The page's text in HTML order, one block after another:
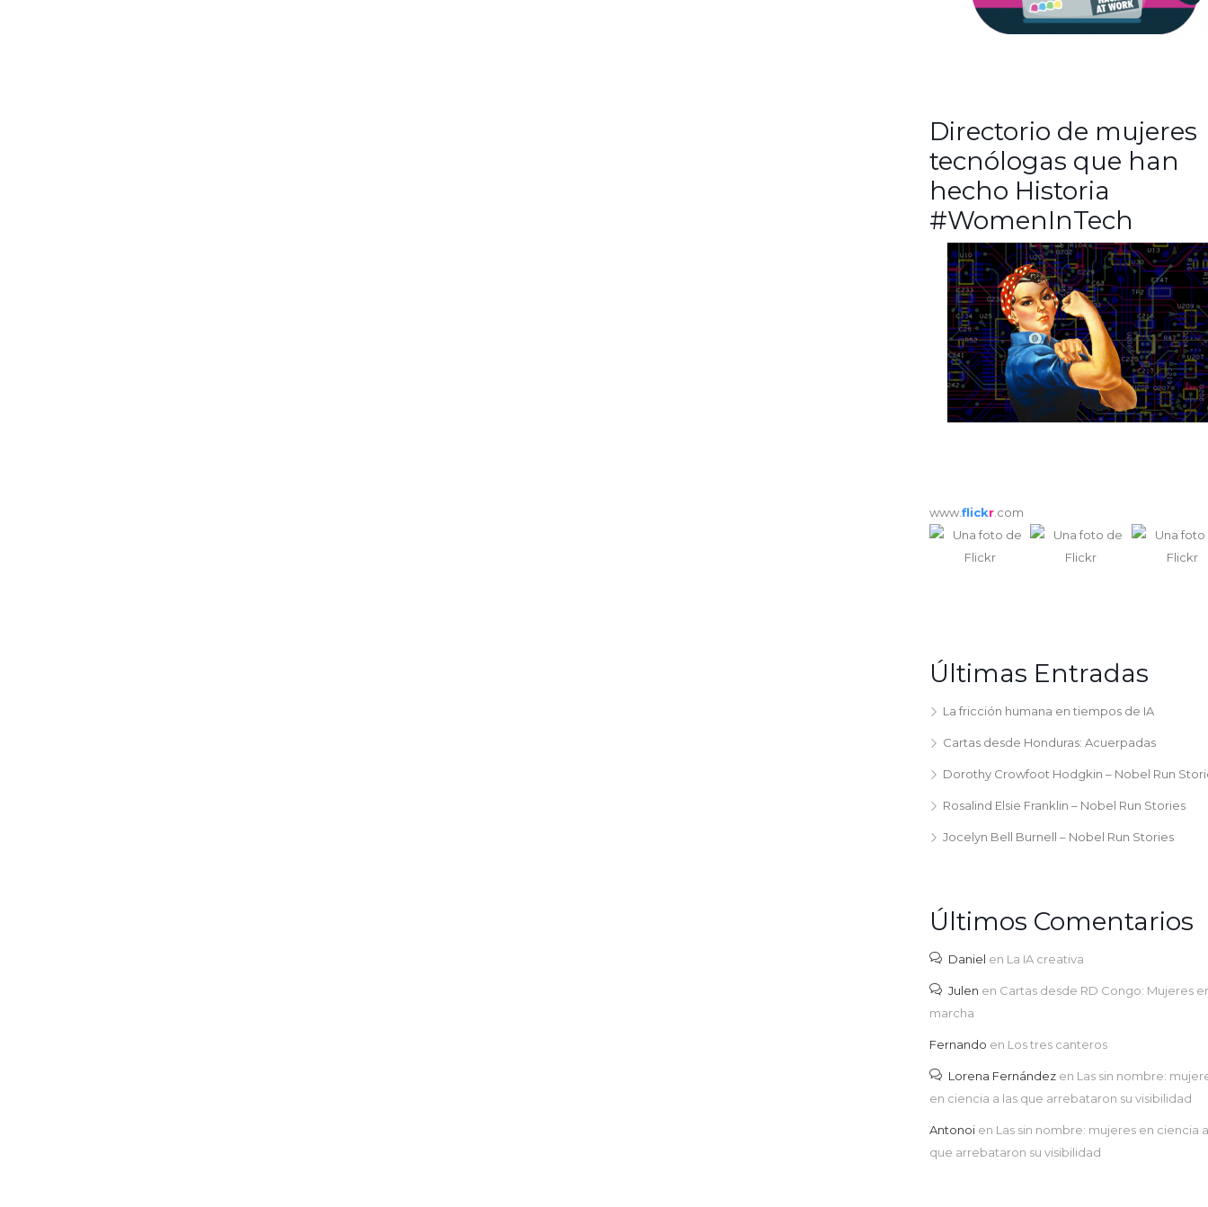
Directorio de mujeres
tecnólogas que han
hecho Historia
#WomenInTech
www.flickr .com
Últimas Entradas
La fricción humana en tiempos de IA
Cartas desde Honduras: Acuerpadas
Dorothy Crowfoot Hodgkin – Nobel Run
Rosalind Elsie Franklin – Nobel Run Stories
Jocelyn Bell Burnell – Nobel Run Stories
Últimos Comentarios
Daniel en La IA creativa
Julen en Cartas desde RD Congo: Mujeres
marcha
Fernando en Los tres canteros
Lorena Fernández en Las sin nombre:
en ciencia a las que arrebataron su visibilidad
Antonoi en Las sin nombre: mujeres en ciencia
que arrebataron su visibilidad